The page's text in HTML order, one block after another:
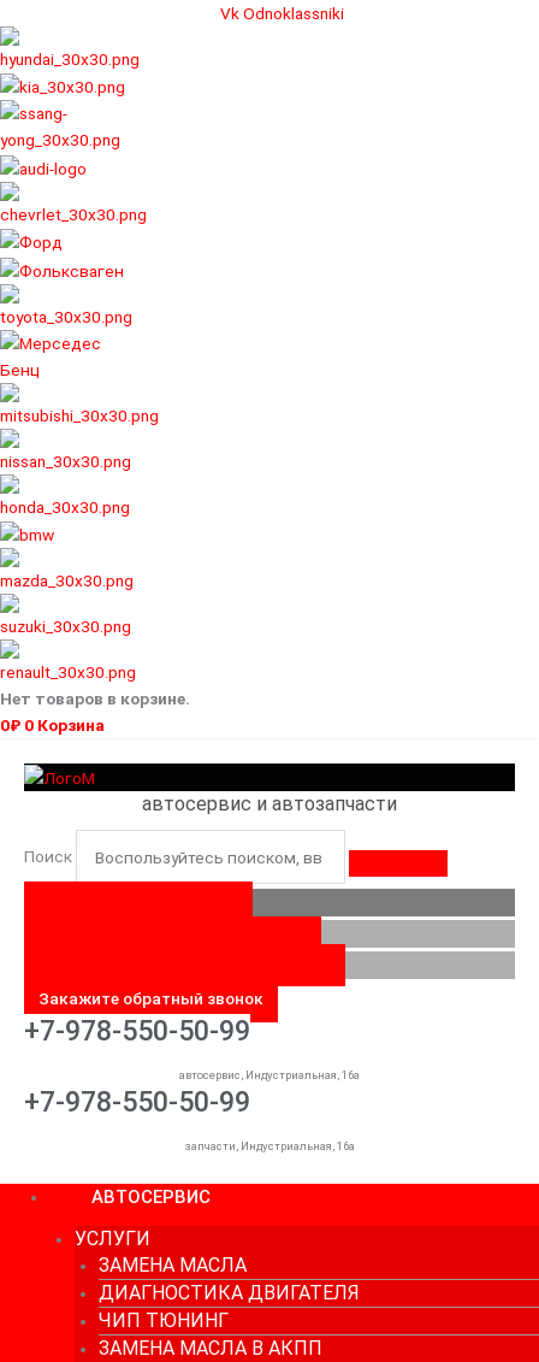
к
содержимому
Vk Odnoklassniki
Нет товаров в корзине.
0₽ 0 Корзина
автосервис и автозапчасти
Поиск
Закажите обратный звонок
+7-978-550-50-99
автосервис, Индустриальная, 16а
+7-978-550-50-99
запчасти, Индустриальная, 16а
АВТОСЕРВИС
УСЛУГИ
ЗАМЕНА МАСЛА
ДИАГНОСТИКА ДВИГАТЕЛЯ
ЧИП ТЮНИНГ
ЗАМЕНА МАСЛА В АКПП